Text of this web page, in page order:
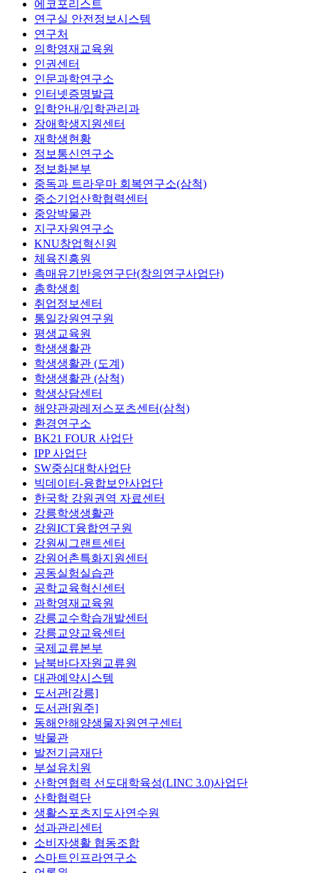
에코포리스트
연구실 안전정보시스템
연구처
의학영재교육원
인권센터
인문과학연구소
인터넷증명발급
입학안내/입학관리과
장애학생지원센터
재학생현황
정보통신연구소
정보화본부
중독과 트라우마 회복연구소(삼척)
중소기업산학협력센터
중앙박물관
지구자원연구소
KNU창업혁신원
체육진흥원
촉매유기반응연구단(창의연구사업단)
총학생회
취업정보센터
통일강원연구원
평생교육원
학생생활관
학생생활관 (도계)
학생생활관 (삼척)
학생상담센터
해양관광레저스포츠센터(삼척)
환경연구소
BK21 FOUR 사업단
IPP 사업단
SW중심대학사업단
빅데이터-융합보안사업단
한국학 강원권역 자료센터
강릉학생생활관
강원ICT융합연구원
강원씨그랜트센터
강원어촌특화지원센터
공동실험실습관
공학교육혁신센터
과학영재교육원
강릉교수학습개발센터
강릉교양교육센터
국제교류본부
남북바다자원교류원
대관예약시스템
도서관[강릉]
도서관[원주]
동해안해양생물자원연구센터
박물관
발전기금재단
부설유치원
산학연협력 선도대학육성(LINC 3.0)사업단
산학협력단
생활스포츠지도사연수원
성과관리센터
소비자생활 협동조합
스마트인프라연구소